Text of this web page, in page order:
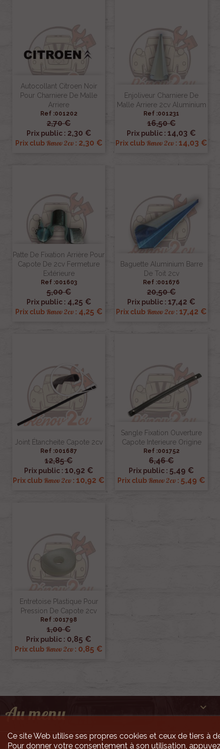
Autocollant Citroen Noir
Pour Charniere De Malle
Arriere
Ref :001202
2,70 €
Prix public : 2,30 €
Prix club Renov 2cv: 2,30 €
Enjoliveur Charniere De
Malle Arriere 2cv Aluminium
Ref :001231
16,50 €
Prix public : 14,03 €
Prix club Renov 2cv : 14,03 €
Patte De Fixation Arrière Pour
Capote De 2cv Fermeture
Extérieure
Ref :001603
5,00 €
Prix public : 4,25 €
Prix club Renov 2cv: 4,25 €
Baguette Aluminium Barre
De Toit 2cv
Ref :001676
20,50 €
Prix public : 17,42 €
Prix club Renov 2cv : 17,42 €
Joint Étancheite Capote 2cv
Ref :001687
12,85 €
Prix public : 10,92 €
Prix club Renov 2cv : 10,92 €
Sangle Fixation Ouverture
Capote Interieure Origine
Ref :001752
6,46 €
Prix public : 5,49 €
Prix club Renov 2cv : 5,49 €
Entretoise Plastique Pour
Pression De Capote 2cv
Ref :001798
1,00 €
Prix public : 0,85 €
Prix club Renov 2cv : 0,85 €
Au menu 

Ce site Web utilise ses propres cookies et ceux de tiers à
Pour donner votre consentement à son utilisation,